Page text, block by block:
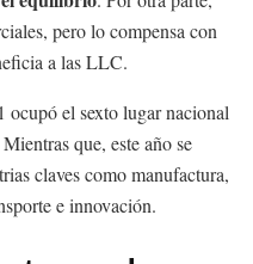
pero lo compensa con
a las LLC.
ocupó el sexto lugar nacional
que, este año se
claves como manufactura,
e innovación.